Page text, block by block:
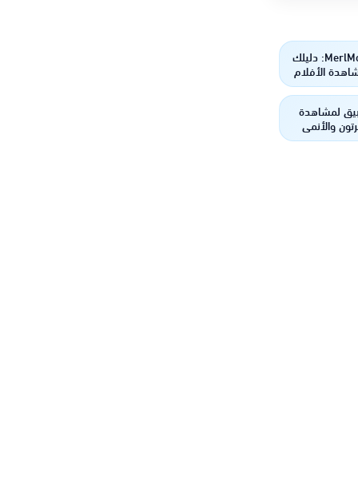
تطبيق MerlMovie: دليلك
الأفلام
بجودة عالية
لمشاهدة
والأنمي